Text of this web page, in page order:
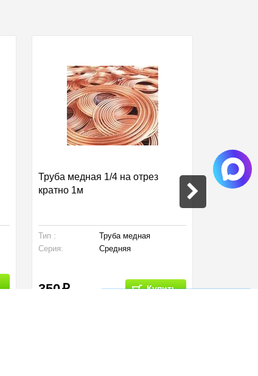
Труба медная 1/4 на отрез
кратно 1м
Тип :
Труба медная
Серия:
Средняя
350 Купить
Масло
BC-VPO